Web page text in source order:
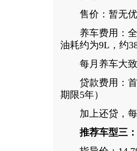
售价：暂无优
养车费用：全
油耗约为9L，约
每月养车大致
贷款费用：首
期限5年）
加上还贷，每
推荐车型三：